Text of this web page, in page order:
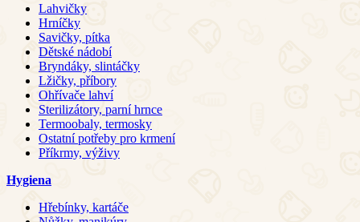
Lahvičky
Hrníčky
Savičky, pítka
Dětské nádobí
Bryndáky, slintáčky
Lžičky, příbory
Ohřívače lahví
Sterilizátory, parní hrnce
Termoobaly, termosky
Ostatní potřeby pro krmení
Příkrmy, výživy
Hygiena
Hřebínky, kartáče